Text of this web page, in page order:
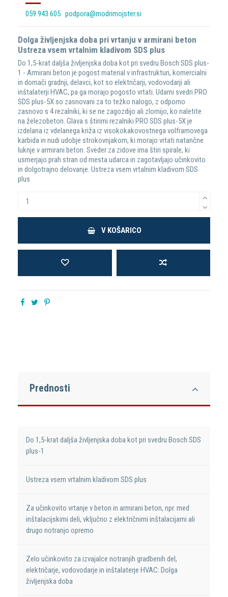
059 943 605 podpora@modrimojster.si
Dolga življenjska doba pri vrtanju v armirani beton
Ustreza vsem vrtalnim kladivom SDS plus
Do 1,5-krat daljša življenjska doba kot pri svedru Bosch SDS plus-
1 - Armirani beton je pogost material v infrastrukturi, komercialni
in domači gradnji, delavci, kot so električarji, vodovodarji ali
inštalaterji HVAC, pa ga morajo pogosto vrtati. Udarni svedri PRO
SDS plus-5X so zasnovani za to težko nalogo, z odporno
zasnovo s 4 rezalniki, ki se ne zagozdijo ali zlomijo, ko naletite
na železobeton. Glava s štirimi rezalniki PRO SDS plus-5X je
izdelana iz vdelanega križa iz visokokakovostnega volframovega
karbida in nudi udobje strokovnjakom, ki morajo vrtati natančne
luknje v armirani beton. Sveder za zidove ima štiri spirale, ki
usmerjajo prah stran od mesta udarca in zagotavljajo učinkovito
in dolgotrajno delovanje. Ustreza vsem vrtalnim kladivom SDS
plus
V KOŠARICO
Prednosti
Do 1,5-krat daljša življenjska doba kot pri svedru Bosch SDS
plus-1
Ustreza vsem vrtalnim kladivom SDS plus
Za učinkovito vrtanje v beton in armirani beton, npr. med
inštalacijskimi deli, vključno z električnimi inštalacijami ali
drugo notranjo opremo
Zelo učinkovito za izvajalce notranjih gradbenih del,
električarje, vodovodarje in inštalaterje HVAC: Dolga
življenjska doba